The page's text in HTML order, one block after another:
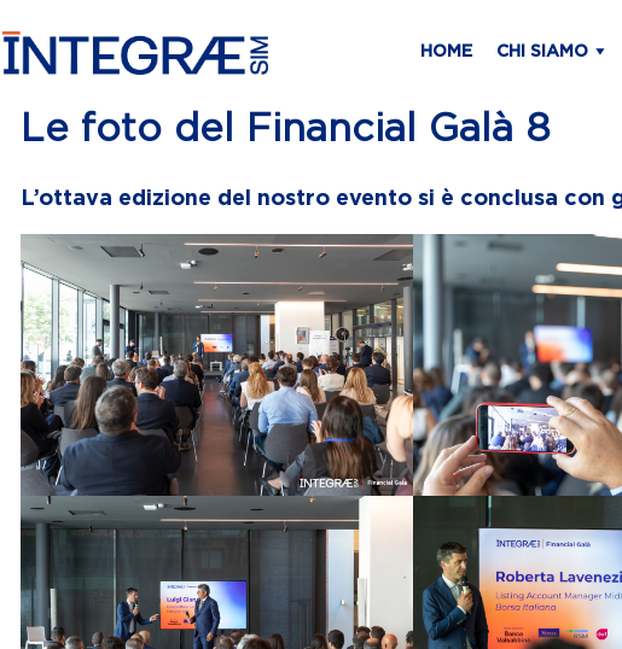
HOME CHI SIAMO
Le foto del Financial Galà 8
L’ottava edizione del nostro evento si è conclusa